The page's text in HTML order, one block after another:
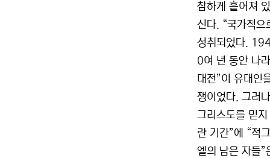
참하게 흩어져
신다. “국가적으
성취되었다.
0여 년 동안 나
대전”이 유대인
쟁이었다. 그러
그리스도를 믿
란 기간”에 “적
엘의 남은 자들”